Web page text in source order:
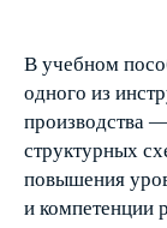
В учебном
одного из
производства
структурных
повышения
и компетенции